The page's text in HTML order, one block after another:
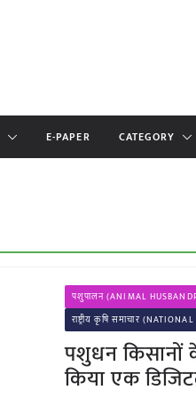
E-PAPER CATEGORY
पशुपालन (ANIMAL
राष्ट्रीय कृषि समाचार
पशुधन किसानों
किया एक